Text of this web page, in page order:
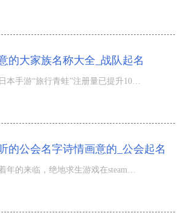
的大家族名称大全_战队起名
最近日本手游“旅行青蛙”注册量已提升1000万次，我国占95%日本国仅2%，另外“旅行青蛙”制做尊称小青蛙不
的公会名字诗情画意的_公会起名
伴随着年的来临，绝地求生游戏在steam数据信息显示信息中再破纪录，据了解pc线上PK总数早已提升三百万价位